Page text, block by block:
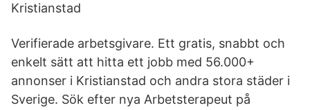
Kristianstad
Verifierade arbetsgivare. Ett gratis, snabbt och
enkelt sätt att hitta ett jobb med 56.000+
annonser i Kristianstad och andra stora städer i
Sverige. Sök efter nya Arbetsterapeut på